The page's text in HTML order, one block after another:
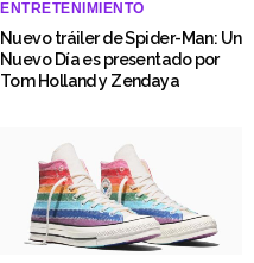
ENTRETENIMIENTO
Nuevo tráiler de Spider-Man: Un
Nuevo Día es presentado por
Tom Holland y Zendaya